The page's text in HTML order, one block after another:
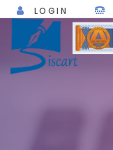
LOGIN